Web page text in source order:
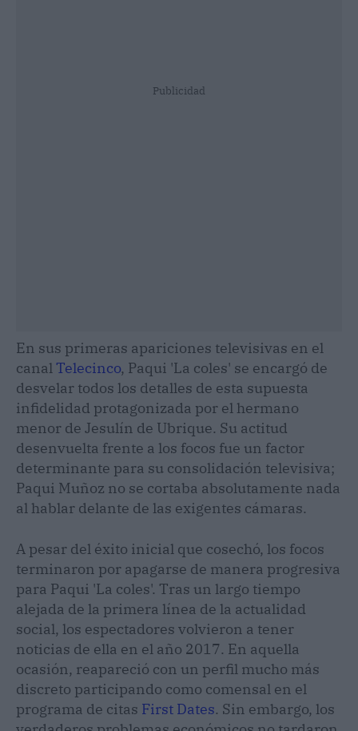
Publicidad
En sus primeras apariciones televisivas en el
canalTelecinco, Paqui 'La coles' se encargó de
desvelar todos los detalles de esta supuesta
infidelidad protagonizada por el hermano
menor de Jesulín de Ubrique. Su actitud
desenvuelta frente a los focos fue un factor
determinante para su consolidación televisiva;
Paqui Muñoz no se cortaba absolutamente nada
al hablar delante de las exigentes cámaras.
A pesar del éxito inicial que cosechó, los focos
terminaron por apagarse de manera progresiva
para Paqui 'La coles'. Tras un largo tiempo
alejada de la primera línea de la actualidad
social, los espectadores volvieron a tener
noticias de ella en el año 2017. En aquella
ocasión, reapareció con un perfil mucho más
discreto participando como comensal en el
programa de citas First Dates. Sin embargo, los